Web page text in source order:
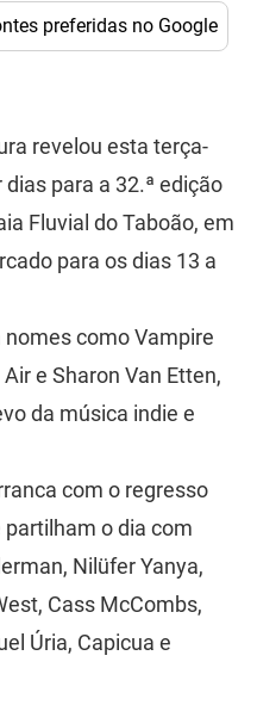
preferidas no Google
revelou esta terça-
para a 32.ª edição
Fluvial do Taboão, em
para os dias 13 a
como Vampire
e Sharon Van Etten,
da música indie e
com o regresso
o dia com
Nilüfer Yanya,
Cass McCombs,
Úria, Capicua e